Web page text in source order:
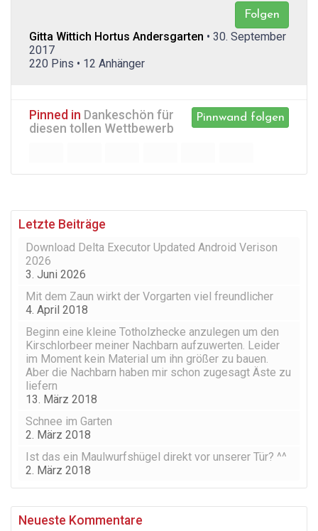
Folgen
Gitta Wittich Hortus Andersgarten • 30. September
2017
220 Pins • 12 Anhänger
Pinnwand folgen
Pinned in Dankeschön für
diesen tollen Wettbewerb
Letzte Beiträge
Download Delta Executor Updated Android Verison
2026
3. Juni 2026
Mit dem Zaun wirkt der Vorgarten viel freundlicher
4. April 2018
Beginn eine kleine Totholzhecke anzulegen um den
Kirschlorbeer meiner Nachbarn aufzuwerten. Leider
im Moment kein Material um ihn größer zu bauen.
Aber die Nachbarn haben mir schon zugesagt Äste zu
liefern
13. März 2018
Schnee im Garten
2. März 2018
Ist das ein Maulwurfshügel direkt vor unserer Tür? ^^
2. März 2018
Neueste Kommentare